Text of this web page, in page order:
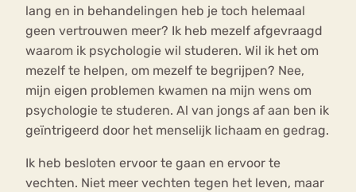
lang en in behandelingen heb je toch helemaal
geen vertrouwen meer? Ik heb mezelf afgevraagd
waarom ik psychologie wil studeren. Wil ik het om
mezelf te helpen, om mezelf te begrijpen? Nee,
mijn eigen problemen kwamen na mijn wens om
psychologie te studeren. Al van jongs af aan ben ik
geïntrigeerd door het menselijk lichaam en gedrag.
Ik heb besloten ervoor te gaan en ervoor te
vechten. Niet meer vechten tegen het leven, maar